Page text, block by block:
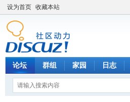
设为首页 收藏本站
论坛 群组 家园 日志